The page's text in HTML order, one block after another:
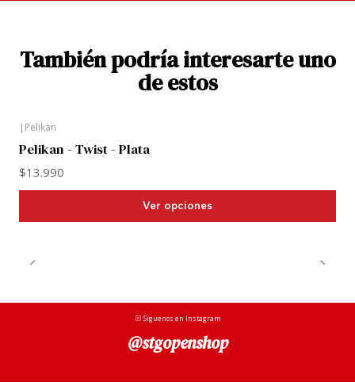
También podría interesarte uno
de estos
| Pelikan
Pelikan - Twist - Plata
$13.990
Ver opciones
Síguenos en Instagram
@stgopenshop